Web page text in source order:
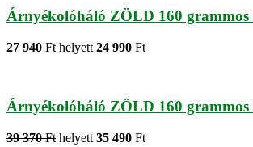
Árnyékolóháló ZÖLD 160 grammos
27 940 Ft helyett 24 990 Ft
Árnyékolóháló ZÖLD 160 grammos
39 370 Ft helyett 35 490 Ft